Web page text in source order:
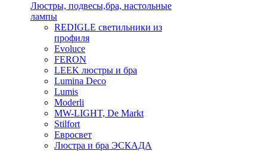
Люстры, подвесы,бра, настольные
лампы
REDIGLE светильники из
профиля
Evoluce
FERON
LEEK люстры и бра
Lumina Deco
Lumis
Moderli
MW-LIGHT, De Markt
Stilfort
Евросвет
Люстра и бра ЭСКАДА